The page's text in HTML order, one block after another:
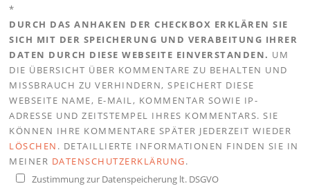
*
DURCH DAS ANHAKEN DER CHECKBOX ERKLÄREN SIE
SICH MIT DER SPEICHERUNG UND VERABEITUNG IHRER
DATEN DURCH DIESE WEBSEITE EINVERSTANDEN. UM
DIE ÜBERSICHT ÜBER KOMMENTARE ZU BEHALTEN UND
MISSBRAUCH ZU VERHINDERN, SPEICHERT DIESE
WEBSEITE NAME, E-MAIL, KOMMENTAR SOWIE IP-
ADRESSE UND ZEITSTEMPEL IHRES KOMMENTARS. SIE
KÖNNEN IHRE KOMMENTARE SPÄTER JEDERZEIT WIEDER
LÖSCHEN . DETAILLIERTE INFORMATIONEN FINDEN SIE IN
MEINER DATENSCHUTZERKLÄRUNG.
Zustimmung zur Datenspeicherung lt. DSGVO